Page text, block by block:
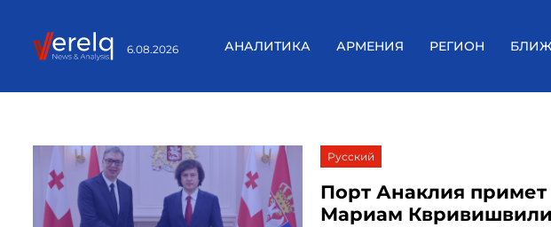
6.08.2026 АНАЛИТИКА АРМЕНИЯ РЕГИОН
Русский
Порт Анаклия
Мариам Квривишвили